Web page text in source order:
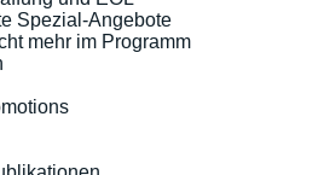
Spezial-Angebote
mehr im Programm